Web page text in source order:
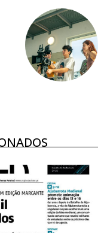
desejado:
feira em sua